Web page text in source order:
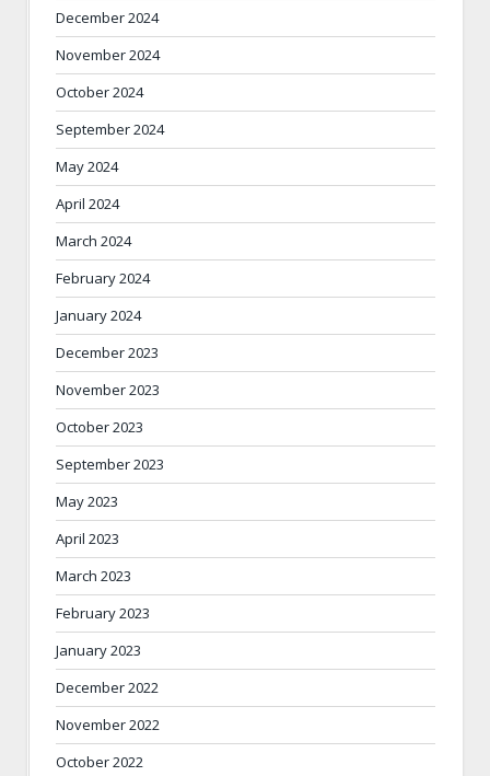
December 2024
November 2024
October 2024
September 2024
May 2024
April 2024
March 2024
February 2024
January 2024
December 2023
November 2023
October 2023
September 2023
May 2023
April 2023
March 2023
February 2023
January 2023
December 2022
November 2022
October 2022